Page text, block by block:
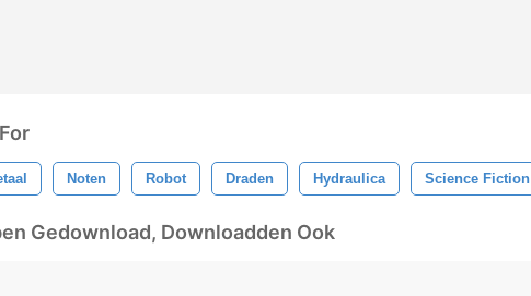
Noten Robot Draden Hydraulica Science Fiction
Gedownload, Downloadden Ook